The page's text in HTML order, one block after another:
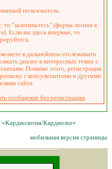
пользователь.
"залогиньтесь" (форма логина в
Если вы здесь впервые, то
в дальнейшем отслеживать
диалог в интересных темах с
Помимо этого, регистрация
с консультантами и другими
сайта.
сообщение без регистрации
«Кардиология/Кардиолог»
мобильная версия страницы